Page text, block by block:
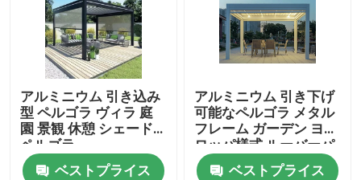
アルミニウム 引き込み
型 ペルゴラ ヴィラ 庭
園 景観 休憩 シェード
ペルゴラ
ベストプライス
アルミニウム 引き下げ
可能なペルゴラ メタル
フレーム ガーデン ヨー
ロッパ様式 ルーバーパ
ビリオン
ベストプライス